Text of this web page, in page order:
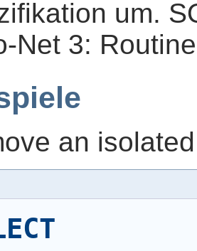
um.
Net 3:
an